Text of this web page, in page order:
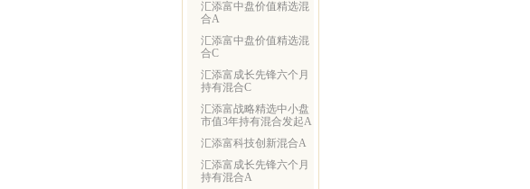
汇添富中盘价值精选混
合A
汇添富中盘价值精选混
合C
汇添富成长先锋六个月
持有混合C
汇添富战略精选中小盘
市值3年持有混合发起A
汇添富科技创新混合A
汇添富成长先锋六个月
持有混合A